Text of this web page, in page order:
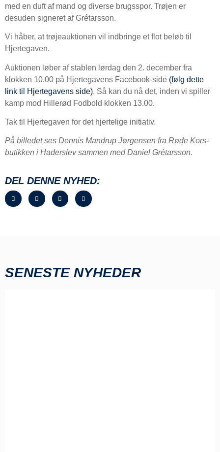
med en duft af mand og diverse brugsspor. Trøjen er
desuden signeret af Grétarsson.
Vi håber, at trøjeauktionen vil indbringe et flot beløb til
Hjertegaven.
Auktionen løber af stablen lørdag den 2. december fra
klokken 10.00 på Hjertegavens Facebook-side (følg dette
link til Hjertegavens side). Så kan du nå det, inden vi spiller
kamp mod Hillerød Fodbold klokken 13.00.
Tak til Hjertegaven for det hjertelige initiativ.
På billedet ses Dennis Mandrup Jørgensen fra Røde Kors-
butikken i Haderslev sammen med Daniel Grétarsson.
DEL DENNE NYHED:
SENESTE NYHEDER